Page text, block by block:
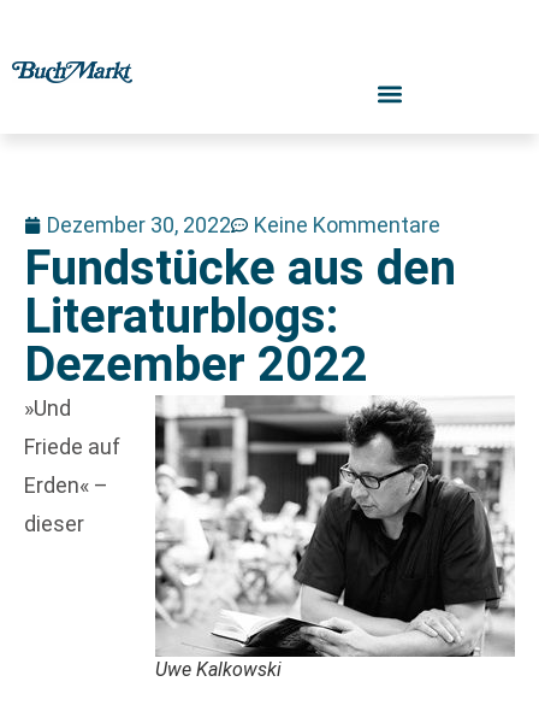
Dezember 30, 2022 Keine Kommentare
Fundstücke aus den
Literaturblogs:
Dezember 2022
Uwe Kalkowski
»Und
Friede auf
Erden« –
dieser